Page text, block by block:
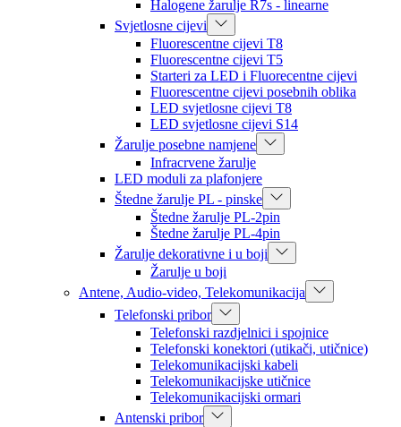
Halogene žarulje R7s - linearne
Svjetlosne cijevi
Fluorescentne cijevi T8
Fluorescentne cijevi T5
Starteri za LED i Fluorecentne cijevi
Fluorescentne cijevi posebnih oblika
LED svjetlosne cijevi T8
LED svjetlosne cijevi S14
Žarulje posebne namjene
Infracrvene žarulje
LED moduli za plafonjere
Štedne žarulje PL - pinske
Štedne žarulje PL-2pin
Štedne žarulje PL-4pin
Žarulje dekorativne i u boji
Žarulje u boji
Antene, Audio-video, Telekomunikacija
Telefonski pribor
Telefonski razdjelnici i spojnice
Telefonski konektori (utikači, utičnice)
Telekomunikacijski kabeli
Telekomunikacijske utičnice
Telekomunikacijski ormari
Antenski pribor